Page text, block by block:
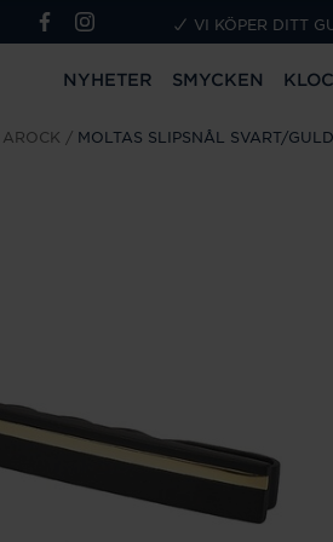
VI KÖPER DITT
NYHETER SMYCKEN
AROCK MOLTAS SLIPSNÅL SVART/GULD